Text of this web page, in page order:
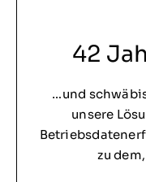
42
…und
unsere
zu